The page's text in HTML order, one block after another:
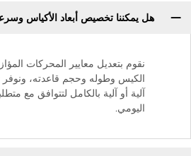
هل يمكننا تخصيص أبعاد الأكياس
نقوم بتعديل معايير المحركات
الكيس وطوله وحجم قاعدته، ونوفر
آلية أو آلية بالكامل لتتوافق مع
اليومي.